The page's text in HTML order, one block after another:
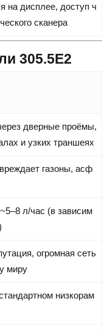
на дисплее, доступ ч
сканера
305.5E2
дверные проёмы,
и узких траншеях
газоны, асф
л/час (в зависим
огромная сеть
миру
низкорам